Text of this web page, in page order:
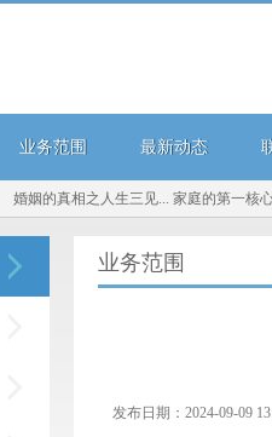
业务范围 最新动态
婚姻的真相之人生三见... 家庭的第一核心：
业务范围
发布日期：2024-09-09